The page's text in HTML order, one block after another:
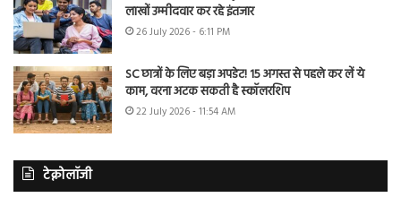
लाखों उम्मीदवार कर रहे इंतजार
26 July 2026 - 6:11 PM
SC छात्रों के लिए बड़ा अपडेट! 15 अगस्त से पहले कर लें ये
काम, वरना अटक सकती है स्कॉलरशिप
22 July 2026 - 11:54 AM
टेक्नोलॉजी